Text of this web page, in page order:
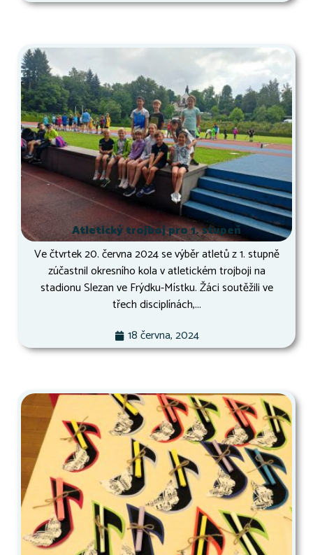
Atletický trojboj pro 1. stupeň
Ve čtvrtek 20. června 2024 se výběr atletů z 1. stupně
zúčastnil okresního kola v atletickém trojboji na
stadionu Slezan ve Frýdku-Místku. Žáci soutěžili ve
třech disciplínách,...
18 června, 2024